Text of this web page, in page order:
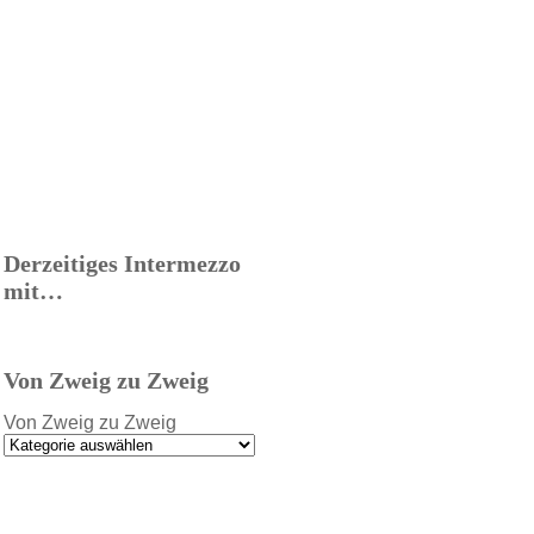
Derzeitiges Intermezzo
mit…
Von Zweig zu Zweig
Von Zweig zu Zweig